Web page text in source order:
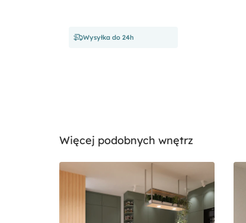
Wysyłka do 24h
Więcej podobnych wnętrz